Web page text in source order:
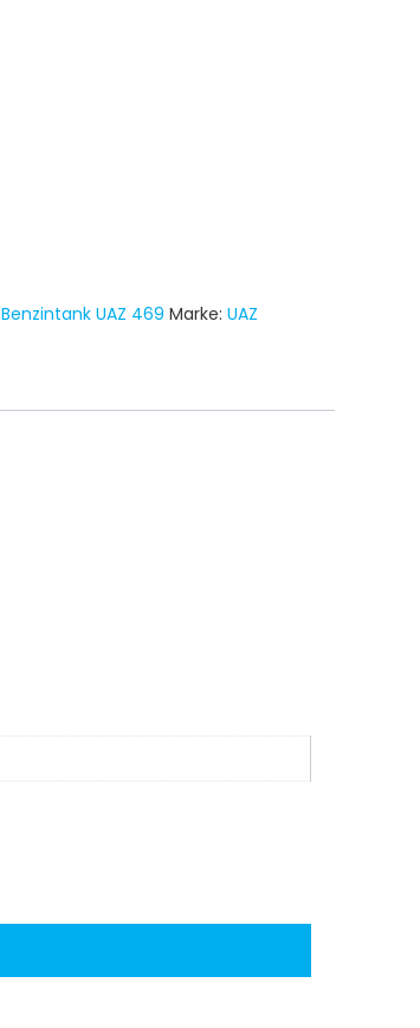
Benzintank UAZ 469 Marke: UAZ